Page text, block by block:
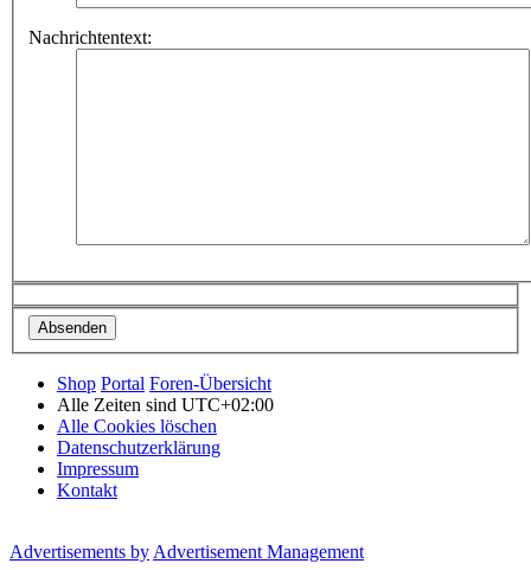
Nachrichtentext:
Shop Portal Foren-Übersicht
Alle Zeiten sind UTC+02:00
Alle Cookies löschen
Datenschutzerklärung
Impressum
Kontakt
Advertisements byAdvertisement Management